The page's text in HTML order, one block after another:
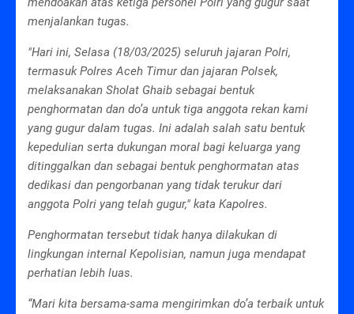
menjalankan tugas.
"Hari ini, Selasa (18/03/2025) seluruh jajaran Polri,
termasuk Polres Aceh Timur dan jajaran Polsek,
melaksanakan Sholat Ghaib sebagai bentuk
penghormatan dan do’a untuk tiga anggota rekan kami
yang gugur dalam tugas. Ini adalah salah satu bentuk
kepedulian serta dukungan moral bagi keluarga yang
ditinggalkan dan sebagai bentuk penghormatan atas
dedikasi dan pengorbanan yang tidak terukur dari
anggota Polri yang telah gugur," kata Kapolres.
Penghormatan tersebut tidak hanya dilakukan di
lingkungan internal Kepolisian, namun juga mendapat
perhatian lebih luas.
“Mari kita bersama-sama mengirimkan do’a terbaik untuk